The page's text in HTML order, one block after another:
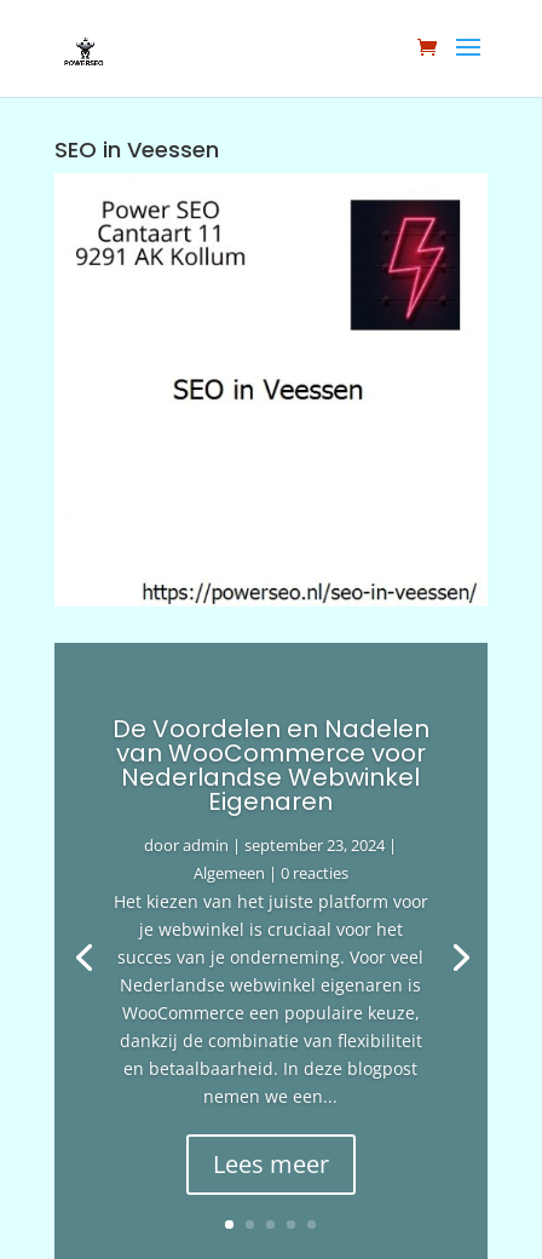
SEO in Veessen
De Voordelen en Nadelen
van WooCommerce voor
Nederlandse Webwinkel
Eigenaren
dooradmin |september 23, 2024|
Algemeen | 0 reacties
Het kiezen van het juiste platform voor
je webwinkel is cruciaal voor het
succes van je onderneming. Voor veel
Nederlandse webwinkel eigenaren is
WooCommerce een populaire keuze,
dankzij de combinatie van flexibiliteit
en betaalbaarheid. In deze blogpost
nemen we een...
Lees meer